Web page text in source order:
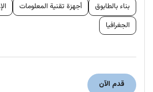
with check-in and check-out
processes efficiently.
promptly and courteously.
information about hotel services
facilities and local attractions.
بناء بالطابوق أجهزة تقنية المعلومات
الجغرافيا
قدم الآن